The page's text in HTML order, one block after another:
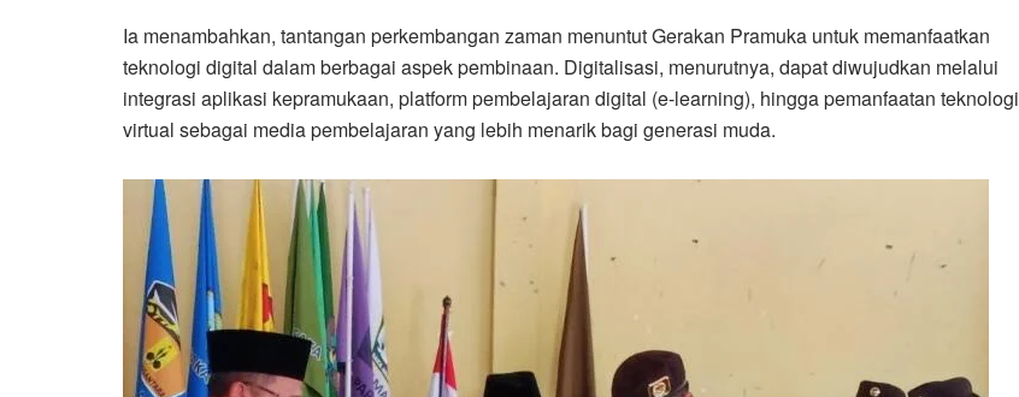
Ia menambahkan, tantangan perkembangan zaman menuntut Gerakan Pramuka untuk memanfaatkan
teknologi digital dalam berbagai aspek pembinaan. Digitalisasi, menurutnya, dapat diwujudkan melalui
integrasi aplikasi kepramukaan, platform pembelajaran digital (e-learning), hingga pemanfaatan teknologi
virtual sebagai media pembelajaran yang lebih menarik bagi generasi muda.